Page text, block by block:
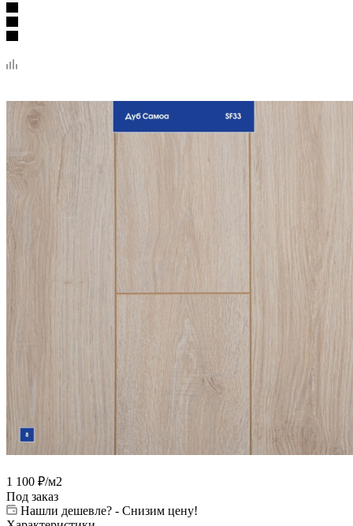
1 100 ₽/м2
Под заказ
Нашли дешевле? - Снизим цену!